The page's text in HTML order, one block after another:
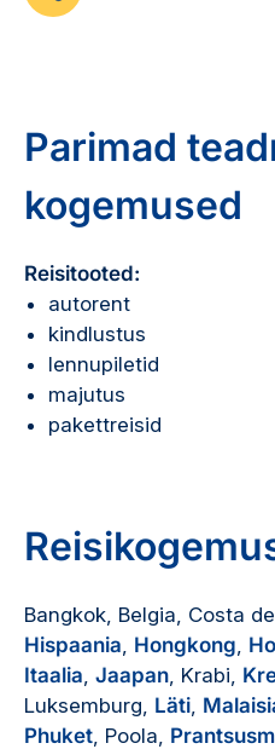
Parimad
kogemused
Reisitooted:
autorent
kindlustus
lennupiletid
majutus
pakettreisid
Bangkok, Belgia, Costa
Hispaania, Hongkong,
Itaalia, Jaapan, Krabi,
Luksemburg, Läti,
Phuket, Poola,